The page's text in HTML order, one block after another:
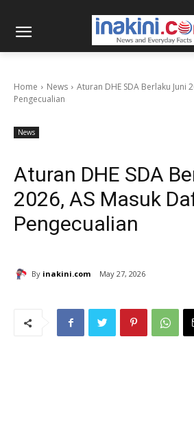
Home News
Aturan DHE SDA Berlaku Juni
Pengecualian
News
Aturan DHE SDA
2026, AS Masuk
Pengecualian
By inakini.com May 27, 2026